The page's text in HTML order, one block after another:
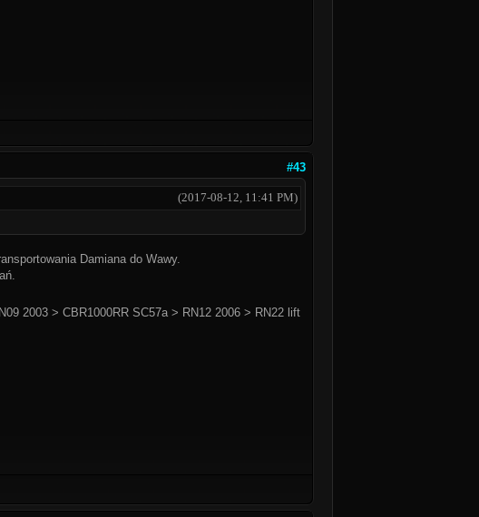
#43
(2017-08-12, 11:41 PM)
Damiana do Wawy.
2003 > CBR1000RR SC57a > RN12 2006 > RN22 lift